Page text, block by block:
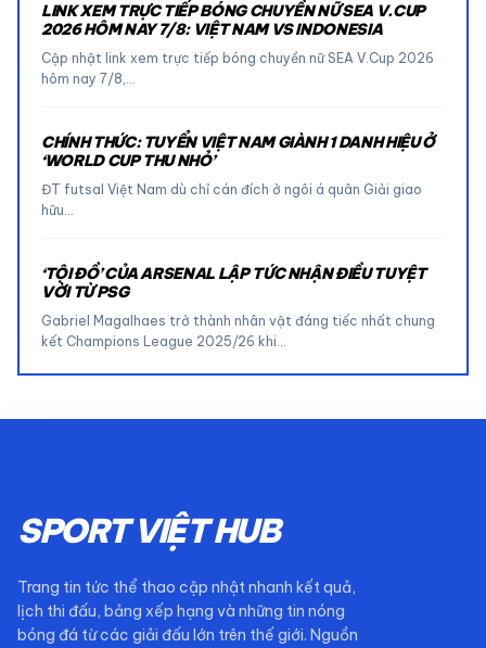
LINK XEM TRỰC TIẾP BÓNG CHUYỀN NỮ SEA V.CUP
2026 HÔM NAY 7/8: VIỆT NAM VS INDONESIA
Cập nhật link xem trực tiếp bóng chuyền nữ SEA V.Cup 2026
hôm nay 7/8,…
CHÍNH THỨC: TUYỂN VIỆT NAM GIÀNH 1 DANH HIỆU Ở
‘WORLD CUP THU NHỎ’
ĐT futsal Việt Nam dù chỉ cán đích ở ngôi á quân Giải giao
hữu…
‘TỘI ĐỒ’ CỦA ARSENAL LẬP TỨC NHẬN ĐIỀU TUYỆT
VỜI TỪ PSG
Gabriel Magalhaes trở thành nhân vật đáng tiếc nhất chung
kết Champions League 2025/26 khi…
SPORT VIỆT HUB
Trang tin tức thể thao cập nhật nhanh kết quả,
lịch thi đấu, bảng xếp hạng và những tin nóng
bóng đá từ các giải đấu lớn trên thế giới. Nguồn